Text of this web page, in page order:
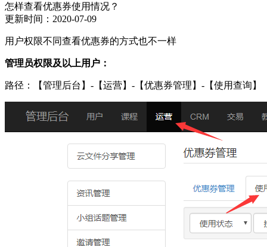
怎样查看优惠券使用情况？
更新时间：2020-07-09
用户权限不同查看优惠券的方式也不一样
管理员权限及以上用户：
路径：【管理后台】-【运营】-【优惠券管理】-【使用查询】